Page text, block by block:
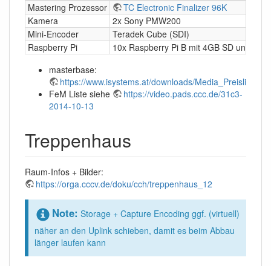
Mastering Prozessor
TC Electronic Finalizer 96K
Kamera
2x Sony PMW200
Mini-Encoder
Teradek Cube (SDI)
Raspberry Pi
10x Raspberry Pi B mit 4GB SD und
masterbase:
https://www.isystems.at/downloads/
FeM Liste siehe
https://video.pads.ccc.de/31c3-
2014-10-13
Treppenhaus
Raum-Infos + Bilder:
https://orga.cccv.de/doku/cch/treppenhaus_12
Note: Storage + Capture Encoding ggf. (virtuell)
näher an den Uplink schieben, damit es beim Abbau
länger laufen kann